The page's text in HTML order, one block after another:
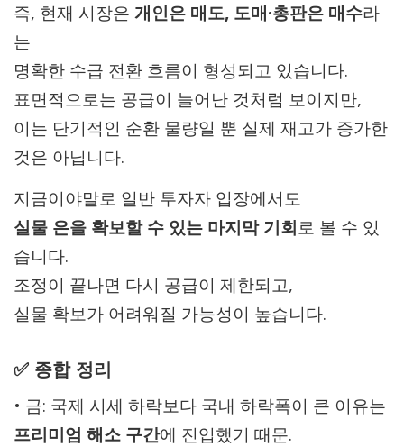
즉, 현재 시장은 개인은 매도, 도매·총판은 매수라
는
명확한 수급 전환 흐름이 형성되고 있습니다.
표면적으로는 공급이 늘어난 것처럼 보이지만,
이는 단기적인 순환 물량일 뿐 실제 재고가 증가한
것은 아닙니다.
지금이야말로 일반 투자자 입장에서도
실물 은을 확보할 수 있는 마지막 기회로 볼 수 있
습니다.
조정이 끝나면 다시 공급이 제한되고,
실물 확보가 어려워질 가능성이 높습니다.
✅ 종합 정리
• 금: 국제 시세 하락보다 국내 하락폭이 큰 이유는
프리미엄 해소 구간에 진입했기 때문.